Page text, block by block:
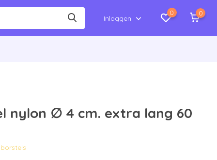
Inloggen
0 0
nylon ∅ 4 cm. extra lang 60